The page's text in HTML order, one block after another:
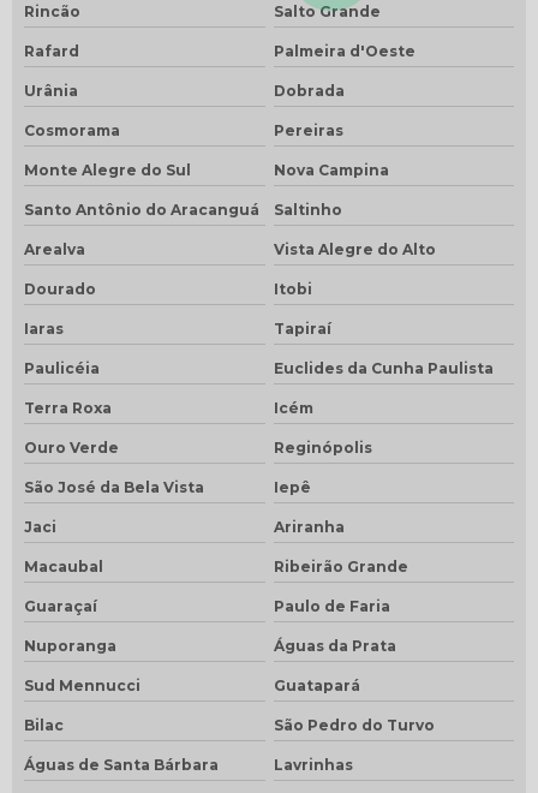
Rincão Salto Grande
Rafard Palmeira d'Oeste
Urânia Dobrada
Cosmorama Pereiras
Monte Alegre do Sul Nova Campina
Santo Antônio do Aracanguá Saltinho
Arealva Vista Alegre do Alto
Dourado Itobi
Iaras Tapiraí
Paulicéia Euclides da Cunha Paulista
Terra Roxa Icém
Ouro Verde Reginópolis
São José da Bela Vista Iepê
Jaci Ariranha
Macaubal Ribeirão Grande
Guaraçaí Paulo de Faria
Nuporanga Águas da Prata
Sud Mennucci Guatapará
Bilac São Pedro do Turvo
Águas de Santa Bárbara Lavrinhas